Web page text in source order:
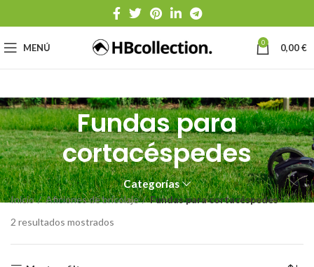
MENÚ 0 0,00€
Fundas para
cortacéspedes
Categorías
Inicio Aficiones de bricolaje
Fundas para cortacéspedes
2 resultados mostrados